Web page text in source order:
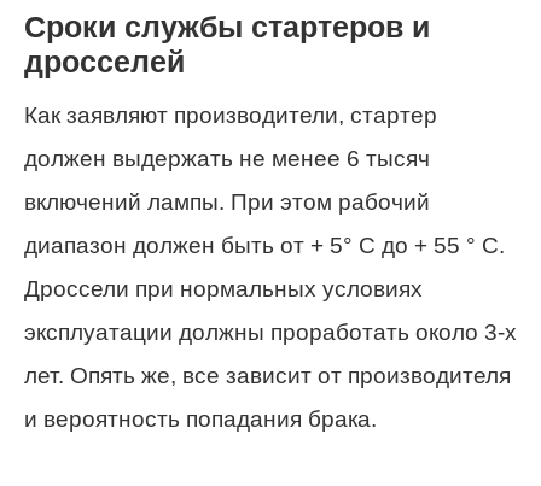
Сроки службы стартеров и
дросселей
Как заявляют производители, стартер
должен выдержать не менее 6 тысяч
включений лампы. При этом рабочий
диапазон должен быть от + 5° С до + 55 ° С.
Дроссели при нормальных условиях
эксплуатации должны проработать около 3-х
лет. Опять же, все зависит от производителя
и вероятность попадания брака.